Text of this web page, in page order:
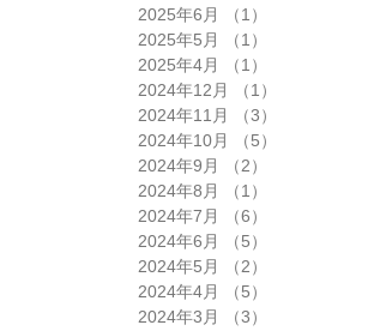
2025年6月
（1）
2025年5月
（1）
2025年4月
（1）
2024年12月
（1）
2024年11月
（3）
2024年10月
（5）
2024年9月
（2）
2024年8月
（1）
2024年7月
（6）
2024年6月
（5）
2024年5月
（2）
2024年4月
（5）
2024年3月
（3）